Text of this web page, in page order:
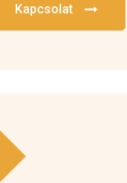
Kapcsolat